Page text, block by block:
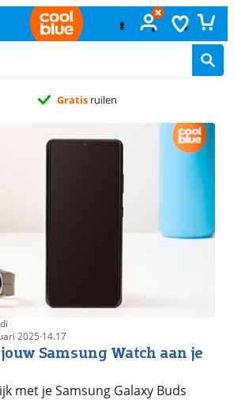
Gratisruilen
2025·14.17
Samsung Watch aan je
met je Samsung Galaxy Buds